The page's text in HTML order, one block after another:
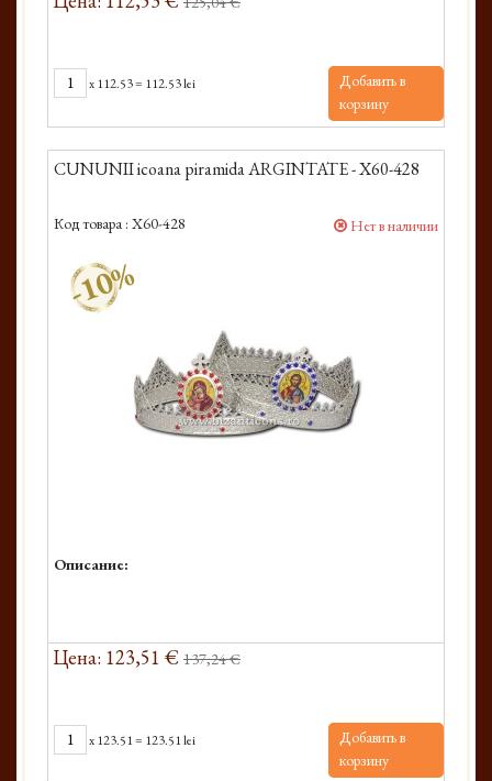
x112.53= 112.53 lei
Добавить в
корзину
CUNUNII icoana piramida ARGINTATE - X60-428
Код товара : X60-428 Нет в наличии
-10%
Описание:
Цена: 123,51 € 137,24 €
x123.51= 123.51 lei
Добавить в
корзину